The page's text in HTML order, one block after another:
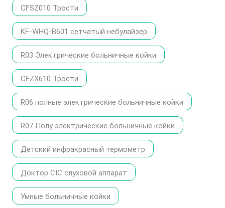
CFSZ010 Трости
KF-WHQ-B601 сетчатый небулайзер
R03 Электрические больничные койки
CFZX610 Трости
R06 полные электрические больничные койки
R07 Полу электрические больничные койки
Детский инфракрасный термометр
Доктор CIC слуховой аппарат
Умные больничные койки